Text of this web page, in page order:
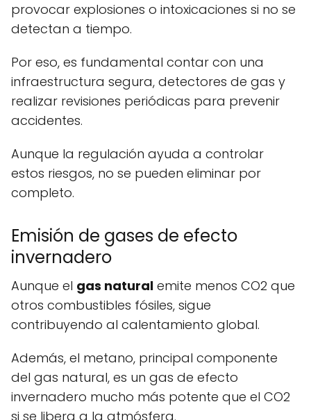
provocar explosiones o intoxicaciones si no se
detectan a tiempo.
Por eso, es fundamental contar con una
infraestructura segura, detectores de gas y
realizar revisiones periódicas para prevenir
accidentes.
Aunque la regulación ayuda a controlar
estos riesgos, no se pueden eliminar por
completo.
Emisión de gases de efecto
invernadero
Aunque el gas natural emite menos CO2 que
otros combustibles fósiles, sigue
contribuyendo al calentamiento global.
Además, el metano, principal componente
del gas natural, es un gas de efecto
invernadero mucho más potente que el CO2
si se libera a la atmósfera.